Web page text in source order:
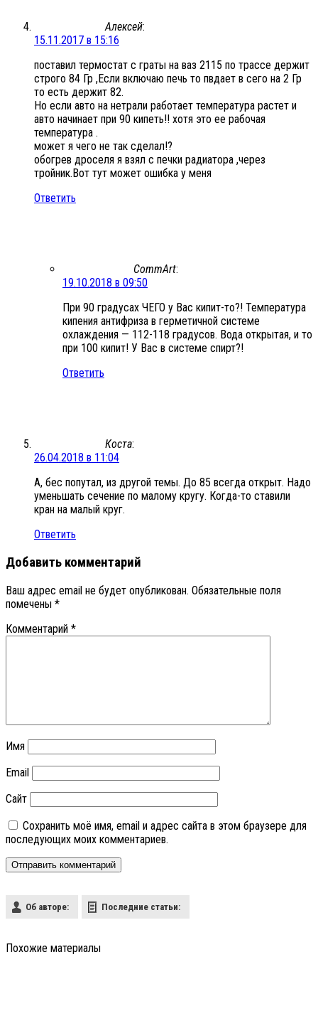
Алексей:
15.11.2017 в 15:16
поставил термостат с граты на ваз 2115 по трассе держит
строго 84 Гр ,Если включаю печь то пвдает в сего на 2 Гр
то есть держит 82.
Но если авто на нетрали работает температура растет и
авто начинает при 90 кипеть!! хотя это ее рабочая
температура .
может я чего не так сделал!?
обогрев дроселя я взял с печки радиатора ,через
тройник.Вот тут может ошибка у меня
Ответить
CommArt:
19.10.2018 в 09:50
При 90 градусах ЧЕГО у Вас кипит-то?! Температура
кипения антифриза в герметичной системе
охлаждения — 112-118 градусов. Вода открытая, и то
при 100 кипит! У Вас в системе спирт?!
Ответить
Коста:
26.04.2018 в 11:04
А, бес попутал, из другой темы. До 85 всегда открыт. Надо
уменьшать сечение по малому кругу. Когда-то ставили
кран на малый круг.
Ответить
Добавить комментарий
Ваш адрес email не будет опубликован. Обязательные поля
помечены *
Комментарий *
Имя
Email
Сайт
Сохранить моё имя, email и адрес сайта в этом браузере для
последующих моих комментариев.
Об авторе: Последние статьи:
Похожие материалы